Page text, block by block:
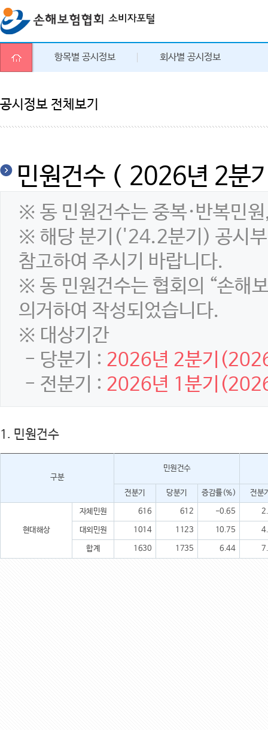
항목별 공시정보 회사별 공시정보
공시정보 전체보기
민원건수 ( 2026년 2분
※ 동 민원건수는 중복·반복민
※ 해당 분기('24.2분기) 공시부
참고하여 주시기 바랍니다.
※ 동 민원건수는 협회의 “손해
의거하여 작성되었습니다.
※ 대상기간
- 당분기 : 2026년 2분기
- 전분기 : 2026년 1분기
1. 민원건수
구분
민원건수
전분기 당분기 증감률(%) 전분
현대해상
자체민원 616 612 -0.65
대외민원 1014 1123 10.75
합계 1630 1735 6.44